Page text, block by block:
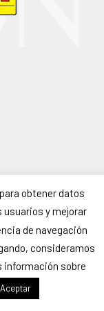
WEBSITE
obtener datos
y mejorar
de navegación
consideramos
información sobre
Aceptar